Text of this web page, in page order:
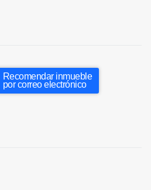
Recomendar inmueble
por correo electrónico